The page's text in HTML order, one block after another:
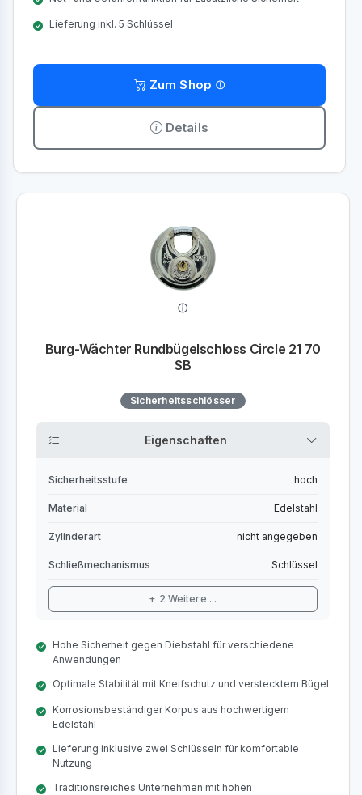
Lieferung inkl. 5 Schlüssel
Zum Shop
Details
Burg-Wächter Rundbügelschloss Circle 21 70
SB
Sicherheitsschlösser
Eigenschaften
Sicherheitsstufe hoch
Material Edelstahl
Zylinderart nicht angegeben
Schließmechanismus Schlüssel
+ 2 Weitere ...
Hohe Sicherheit gegen Diebstahl für verschiedene
Anwendungen
Optimale Stabilität mit Kneifschutz und verstecktem Bügel
Korrosionsbeständiger Korpus aus hochwertigem
Edelstahl
Lieferung inklusive zwei Schlüsseln für komfortable
Nutzung
Traditionsreiches Unternehmen mit hohen